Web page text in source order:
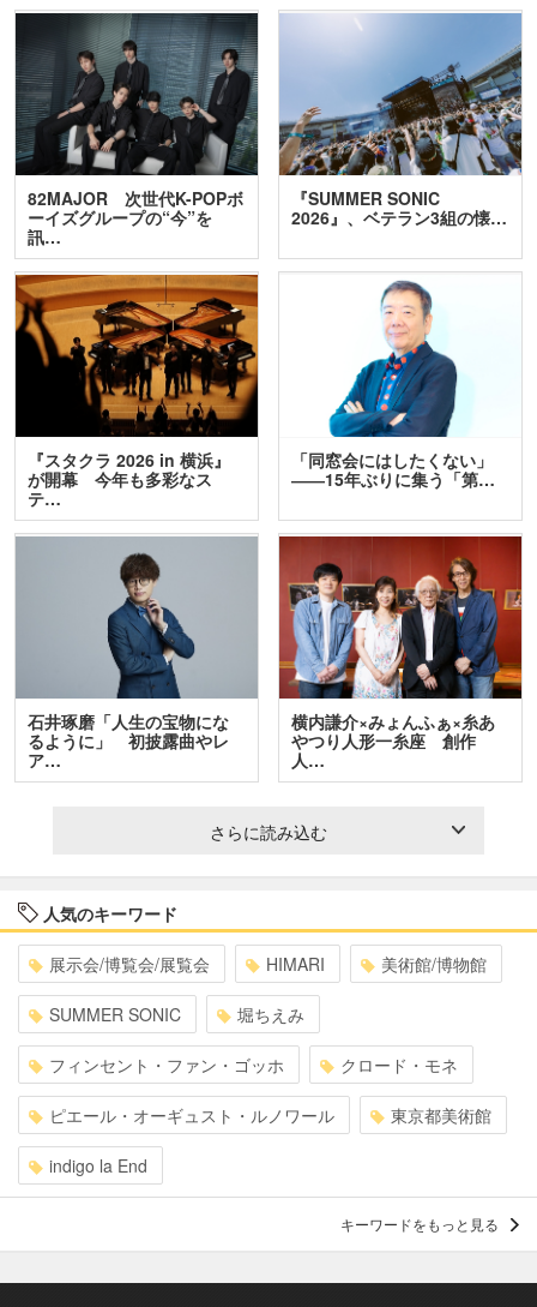
82MAJOR 次世代K-POPボ
ーイズグループの“今”を
訊…
『SUMMER SONIC
2026』、ベテラン3組の懐…
『スタクラ 2026 in 横浜』
が開幕 今年も多彩なス
テ…
「同窓会にはしたくない」
――15年ぶりに集う「第…
石井琢磨「人生の宝物にな
るように」 初披露曲やレ
ア…
横内謙介×みょんふぁ×糸あ
やつり人形一糸座 創作
人…
さらに読み込む
人気のキーワード
展示会/博覧会/展覧会 HIMARI 美術館/博物館
SUMMER SONIC 堀ちえみ
フィンセント・ファン・ゴッホ クロード・モネ
ピエール・オーギュスト・ルノワール 東京都美術館
indigo la End
キーワードをもっと見る